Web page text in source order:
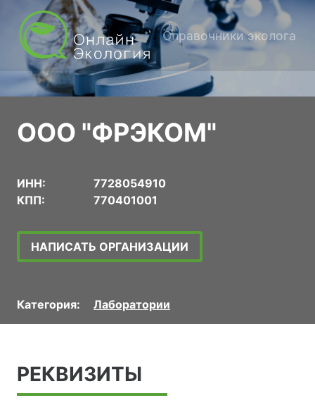
Справочники эколога
ООО "ФРЭКОМ"
ИНН:
7728054910
КПП:
770401001
НАПИСАТЬ ОРГАНИЗАЦИИ
Категория: Лаборатории
РЕКВИЗИТЫ